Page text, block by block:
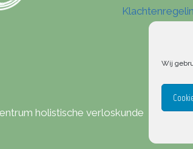
Wij
holistische verloskunde